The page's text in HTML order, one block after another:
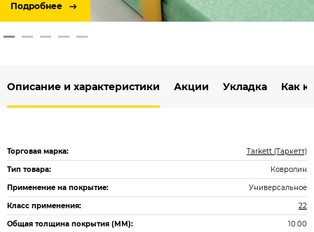
Подробнее
Описание и характеристики Акции Укладка Как
Торговая марка:
Tarkett (Таркетт)
Тип товара:
Ковролин
Применение на покрытие:
Универсальное
Класс применения:
22
Общая толщина покрытия (ММ):
10.00